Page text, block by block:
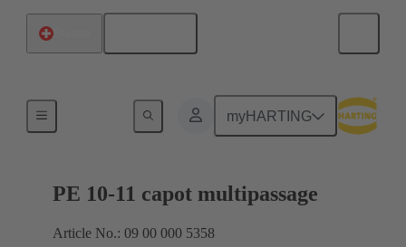
myHARTING
PE 10-11 capot multipassage
Article No.: 09 00 000 5358